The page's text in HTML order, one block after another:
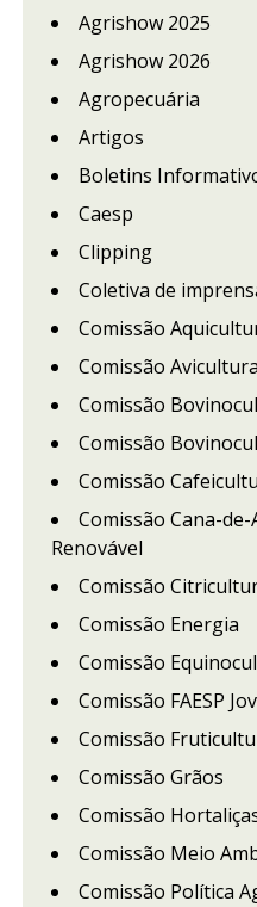
Agrishow 2025
Agrishow 2026
Agropecuária
Artigos
Boletins
Caesp
Clipping
Coletiva de
Comissão
Comissão
Comissão
Comissão
Comissão
Comissão Cana-
Renovável
Comissão
Comissão Energia
Comissão
Comissão FAESP
Comissão
Comissão Grãos
Comissão
Comissão Meio
Comissão Política